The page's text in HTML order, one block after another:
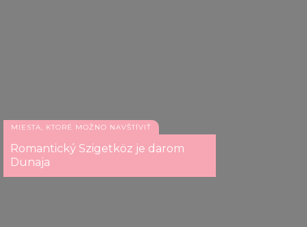
MIESTA, KTORÉ MOŽNO NAVŠTÍVIŤ
Romantický Szigetköz je darom
Dunaja